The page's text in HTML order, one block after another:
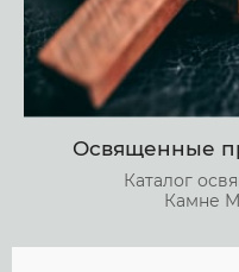
Освященные
Каталог
Камне